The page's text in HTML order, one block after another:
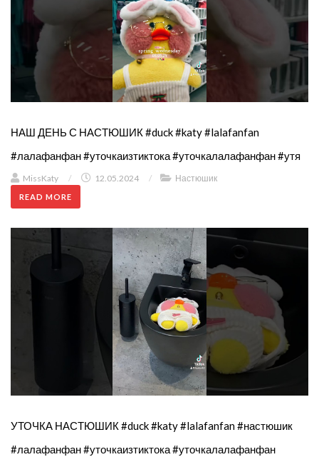
НАШ ДЕНЬ С НАСТЮШИК #duck #katy #lalafanfan
#лалафанфан #уточкаизтиктока #уточкалалафанфан #утя
MissKaty / 12.05.2024 / Настюшик
READ MORE
УТОЧКА НАСТЮШИК #duck #katy #lalafanfan #настюшик
#лалафанфан #уточкаизтиктока #уточкалалафанфан